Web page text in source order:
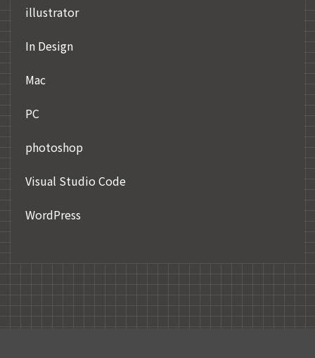
illustrator
In Design
Mac
PC
photoshop
Visual Studio Code
WordPress